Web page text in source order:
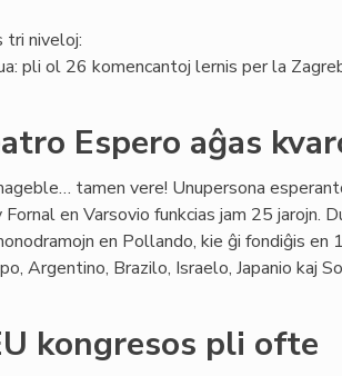
tri niveloj:
pli ol 26 komencantoj lernis per la
Espero aĝas
tamen vere! Unupersona
Fornal en Varsovio funkcias jam 25 jarojn.
en Pollando, kie ĝi fondiĝis
Argentino, Brazilo, Israelo, Japanio kaj
kongresos pli ofte